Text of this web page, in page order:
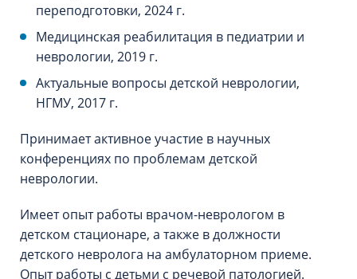
переподготовки, 2024 г.
Медицинская реабилитация в педиатрии и
неврологии, 2019 г.
Актуальные вопросы детской неврологии,
НГМУ, 2017 г.
Принимает активное участие в научных
конференциях по проблемам детской
неврологии.
Имеет опыт работы врачом-неврологом в
детском стационаре, а также в должности
детского невролога на амбулаторном приеме.
Опыт работы с детьми с речевой патологией.